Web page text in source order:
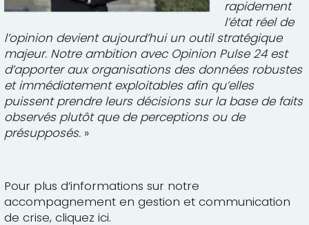
rapidement
l’état réel de
l’opinion devient aujourd’hui un outil stratégique
majeur. Notre ambition avec Opinion Pulse 24 est
d’apporter aux organisations des données robustes
et immédiatement exploitables afin qu’elles
puissent prendre leurs décisions sur la base de faits
observés plutôt que de perceptions ou de
présupposés. »
Pour plus d’informations sur notre
accompagnement en gestion et communication
de crise, cliquez ici.